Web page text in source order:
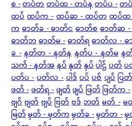
စ -တပ်တတပ်ထ - တပ်နတပ်ပ -တ
ထပ် ထပ်က - ထပ်ဆ - ထပ်တ ထပ်ထ
ကဓာတ်ခ - ဓာတ်ငဓာတ်စဓာတ်ဆ -
ဓာတ်ဘဓာတ်မ -ဓာတ်ရ ဓာတ်လ -
ခ - နတ်တ - နတ်န နတ်ပ - နတ်မ န
သက် - နတ်အနပ်နှတ်နှပ်ပါဌ်ပတ်
ပတ်ပ - ပတ်လ - ပါဒ် ပပ် ပဗ် ပျပ် ပြ
ဖတ် -ဖတ်ရ -ဖျတ်ဖျပ်ဖြတ်ဖြတ်က -
ဗျဂ် ဗျတ် ဗျပ် ဗြတ် ဗဒ် ဘတ် မတ် - မ
မြတ်မှတ် - မှတ်ကမှတ်ခ -မှတ်တ -